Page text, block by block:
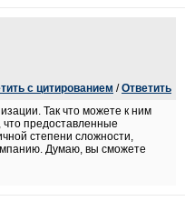
с цитированием /Ответить
Так что можете к ним
что предоставленные
степени сложности,
Думаю, вы сможете